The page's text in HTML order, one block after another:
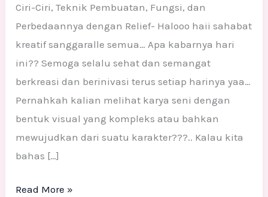
Ciri-Ciri, Teknik Pembuatan, Fungsi, dan
Perbedaannya dengan Relief- Halooo haii sahabat
kreatif sanggaralle semua… Apa kabarnya hari
ini?? Semoga selalu sehat dan semangat
berkreasi dan berinivasi terus setiap harinya yaa…
Pernahkah kalian melihat karya seni dengan
bentuk visual yang kompleks atau bahkan
mewujudkan dari suatu karakter???.. Kalau kita
bahas […]
Teknik
Pembuatan,
Fungsi,
dan
Perbedaannya
dengan
Relief
Read More »